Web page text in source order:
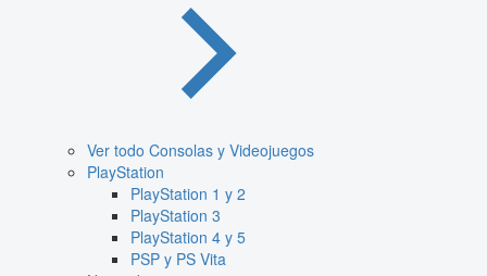
Ver todo Consolas y Videojuegos
PlayStation
PlayStation 1 y 2
PlayStation 3
PlayStation 4 y 5
PSP y PS Vita